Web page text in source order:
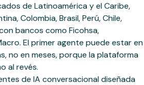
de Latinoamérica y el Caribe,
Colombia, Brasil, Perú, Chile,
bancos como Ficohsa,
El primer agente puede estar en
no en meses, porque la plataforma
al revés.
de IA conversacional diseñada